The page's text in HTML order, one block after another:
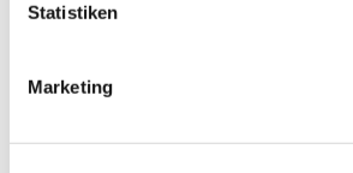
Statistiken
Marketing